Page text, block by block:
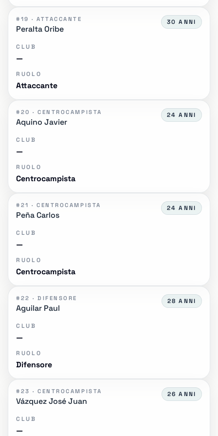
#19 · ATTACCANTE
Peralta Oribe
30 ANNI
CLUB
—
RUOLO
Attaccante
#20 · CENTROCAMPISTA
Aquino Javier
24 ANNI
CLUB
—
RUOLO
Centrocampista
#21 · CENTROCAMPISTA
Peña Carlos
24 ANNI
CLUB
—
RUOLO
Centrocampista
#22 · DIFENSORE
Aguilar Paul
28 ANNI
CLUB
—
RUOLO
Difensore
#23 · CENTROCAMPISTA
Vázquez José Juan
26 ANNI
CLUB
—